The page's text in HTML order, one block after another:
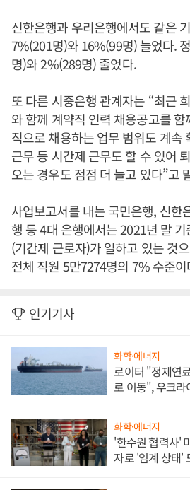
신한은행과 우리은행에서도 같은
7%(201명)와 16%(99명) 늘었다.
명)와 2%(289명) 줄었다.
또 다른 시중은행 관계자는 “최근
와 함께 계약직 인력 채용공고를 함
직으로 채용하는 업무 범위도 계속
근무 등 시간제 근무도 할 수 있어
오는 경우도 점점 더 늘고 있다”고
사업보고서를 내는 국민은행, 신한
행 등 4대 은행에서는 2021년 말
(기간제 근로자)가 일하고 있는 것
전체 직원 5만7274명의 7% 수준
인기기사
화학·에너지
로이터 "정제연
로 이동", 우크라
화학·에너지
'한수원 협력사'
자로 '임계 상태'